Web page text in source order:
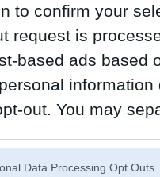
to confirm your
request is
based ads based
out. You may
Data Processing Opt Outs